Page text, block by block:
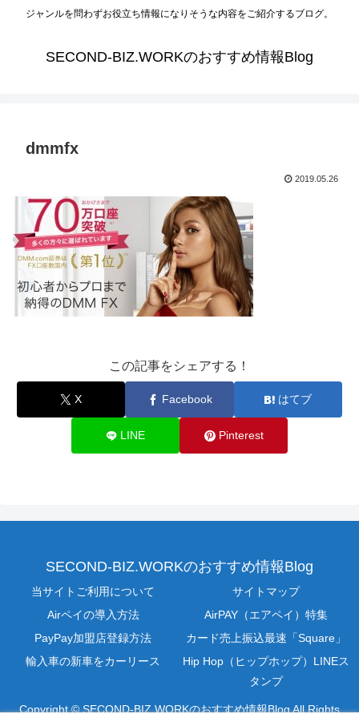
ジャンルを問わずお役立ち情報になりそうな内容をご紹介するブログ。
SECOND-BIZ.WORKのおすすめ情報Blog
dmmfx
2019.05.26
この記事をシェアする！
X Facebook はてブ
LINE Pinterest
SECOND-BIZ.WORKのおすすめ情報Blog
当サイトご利用について
サイトマップ
Airペイの導入方法
AirPAY（エアペイ）特集
PayPay加盟店登録方法
カード売上振込最速「Square」
輸入車の新車をカーリース
Hip Hop（ヒップホップ）LINEス
タンプ
Copyright © SECOND-BIZ.WORKのおすすめ情報Blog All Rights